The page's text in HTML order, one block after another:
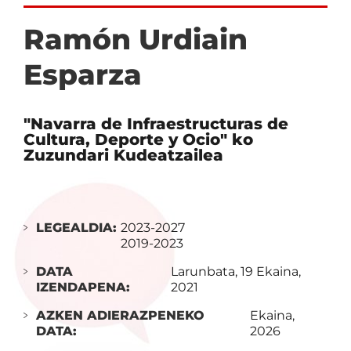
Ramón Urdiain
Esparza
"Navarra de Infraestructuras de
Cultura, Deporte y Ocio" ko
Zuzundari Kudeatzailea
LEGEALDIA: 2023-2027
2019-2023
DATA
IZENDAPENA:
Larunbata, 19 Ekaina,
2021
AZKEN ADIERAZPENEKO
DATA:
Ekaina,
2026